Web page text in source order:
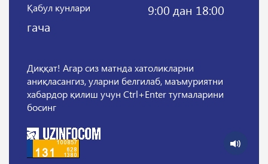
Қабул кунлари
9:00 дан 18:00
гача
Диққат! Агар сиз матнда хатоликларни
аниқласангиз, уларни белгилаб, маъмуриятни
хабардор қилиш учун Ctrl+Enter тугмаларини
босинг